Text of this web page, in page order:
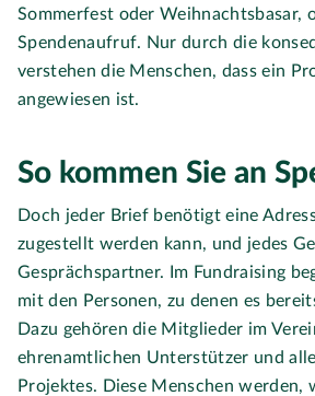
Sommerfest oder Weihnachtsbasar,
Spendenaufruf. Nur durch die
verstehen die Menschen, dass ein
angewiesen ist.
So kommen Sie an
Doch jeder Brief benötigt eine
zugestellt werden kann, und jedes
Gesprächspartner. Im Fundraising
mit den Personen, zu denen es
Dazu gehören die Mitglieder im
ehrenamtlichen Unterstützer und
Projektes. Diese Menschen werden,